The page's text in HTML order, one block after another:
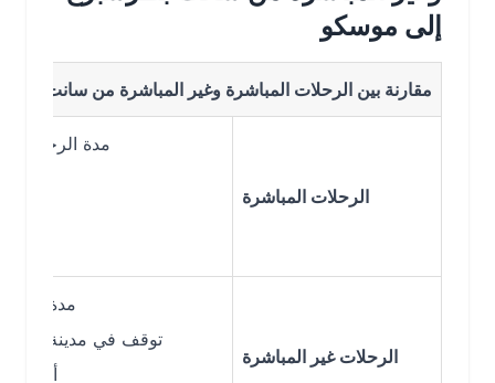
إلى موسكو
مقارنة بين الرحلات المباشرة وغير المباشرة من سانت بطرسبرغ
الرحلات المباشرة
مدة الرحلة: 1:30 – 1:45 ساعة
الرحلات غير المباشرة
مدة الرحلة: 3 – 6 ساعات
توقف في مدينة مثل
أرخص في